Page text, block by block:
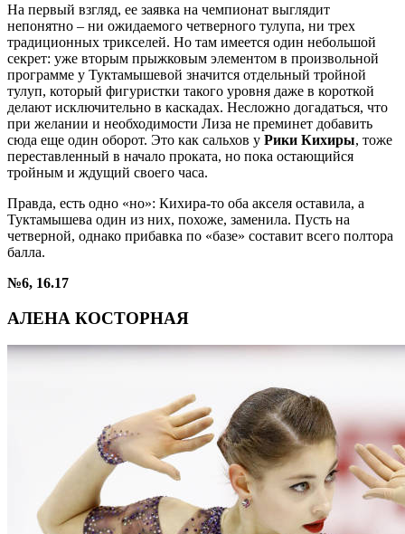
На первый взгляд, ее заявка на чемпионат выглядит
непонятно – ни ожидаемого четверного тулупа, ни трех
традиционных трикселей. Но там имеется один небольшой
секрет: уже вторым прыжковым элементом в произвольной
программе у Туктамышевой значится отдельный тройной
тулуп, который фигуристки такого уровня даже в короткой
делают исключительно в каскадах. Несложно догадаться, что
при желании и необходимости Лиза не преминет добавить
сюда еще один оборот. Это как сальхов у Рики Кихиры, тоже
переставленный в начало проката, но пока остающийся
тройным и ждущий своего часа.
Правда, есть одно «но»: Кихира-то оба акселя оставила, а
Туктамышева один из них, похоже, заменила. Пусть на
четверной, однако прибавка по «базе» составит всего полтора
балла.
№6, 16.17
АЛЕНА КОСТОРНАЯ